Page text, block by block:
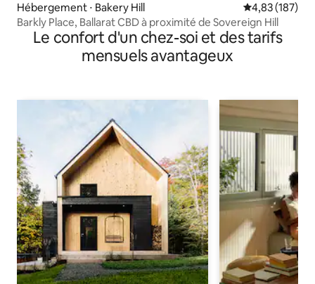
Hébergement ⋅ Bakery Hill Évaluation
4,83 (187)
Barkly Place, Ballarat CBD à proximité de Sovereign Hill
Le confort d'un chez-soi et des tarifs
mensuels avantageux